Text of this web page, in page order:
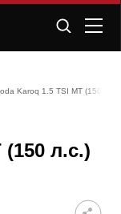
Karoq 1.5 TSI MT (150
л.с.)